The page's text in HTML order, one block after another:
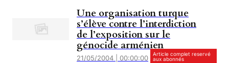
Une organisation turque
s’élève contre l’interdiction
de l’exposition sur le
génocide arménien
21/05/2004 | 00:00:00
Article complet reservé
aux abonnés